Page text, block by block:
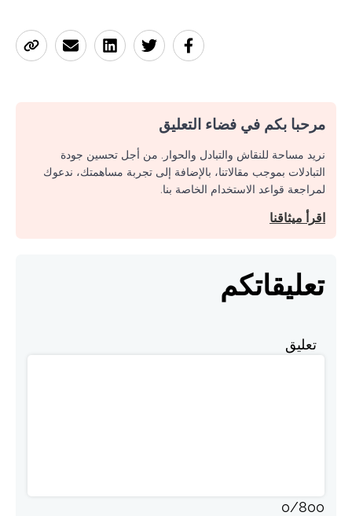
مرحبا بكم في فضاء التعليق
نريد مساحة للنقاش والتبادل والحوار. من أجل تحسين جودة
التبادلات بموجب مقالاتنا، بالإضافة إلى تجربة مساهمتك، ندعوك
لمراجعة قواعد الاستخدام الخاصة بنا.
اقرأ ميثاقنا
تعليقاتكم
تعليق
0/800